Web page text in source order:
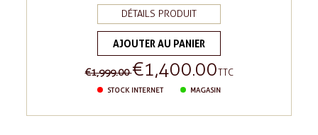
DÉTAILS PRODUIT
AJOUTER AU PANIER
Regular
€1,999.00Price
€1,400.00TTC
STOCK INTERNET MAGASIN